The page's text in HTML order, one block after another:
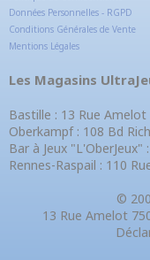
Données Personnelles - RGPD
Conditions Générales de Vente
Mentions Légales
Les Magasins
Bastille : 13 Rue Amelot
Oberkampf : 108 Bd
Bar à Jeux
Rennes-Raspail : 110
©
13 Rue Amelot